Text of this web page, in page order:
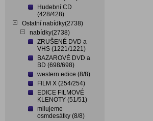
Hudební CD
(428/428)
Ostatní nabídky(2738)
nabídky(2738)
ZRUŠENÉ DVD a
VHS (1221/1221)
BAZAROVÉ DVD a
BD (698/698)
western edice (8/8)
FILM X (254/254)
EDICE FILMOVÉ
KLENOTY (51/51)
milujeme
osmdesátky (8/8)